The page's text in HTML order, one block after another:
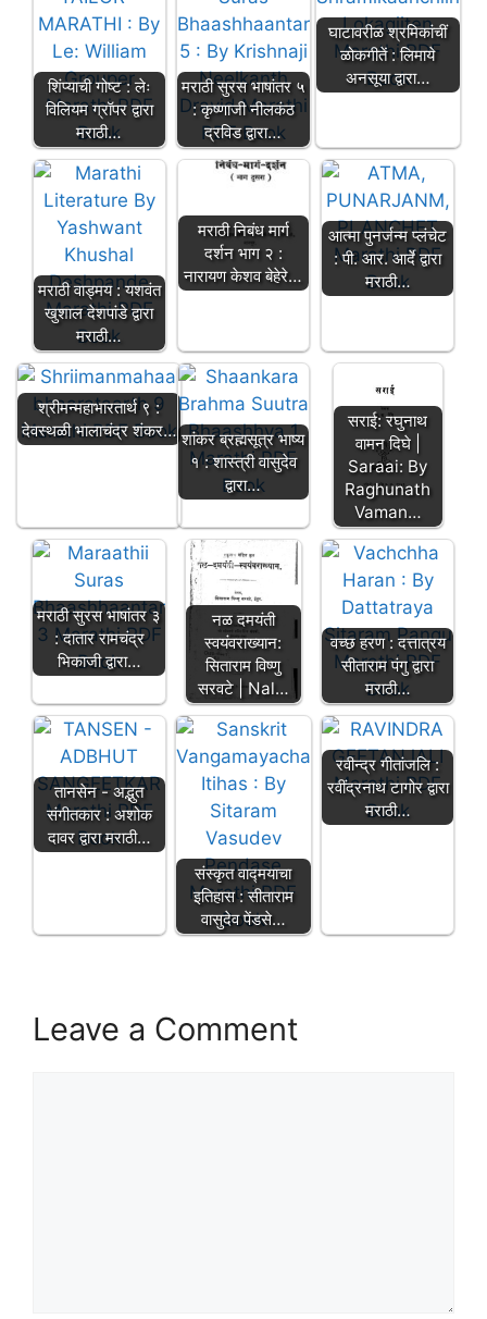
शिंप्याची गोष्ट : लेः
विलियम ग्रॉपर द्वारा
मराठी…
मराठी सुरस भाषांतर ५
: कृष्णाजी नीलकंठ
द्रविड द्वारा…
घाटावरीळ श्रमिकांचीं
ळोकगीतें : लिमाये
अनसूया द्वारा…
मराठी वाड्मय : यशवंत
खुशाल देशपांडे द्वारा
मराठी…
मराठी निबंध मार्ग
दर्शन भाग २ :
नारायण केशव बेहेरे…
आत्मा पुनर्जन्म प्लंचेट
: पी. आर. आर्दे द्वारा
मराठी…
श्रीमन्महाभारतार्थ ९ :
देवस्थळी भालाचंद्र शंकर… शांकर ब्रह्मसूत्र भाष्य
१ : शास्त्री वासुदेव
द्वारा…
सराई: रघुनाथ
वामन दिघे |
Saraai: By
Raghunath
Vaman…
मराठी सुरस भाषांतर ३
: दातार रामचंद्र
भिकाजी द्वारा…
नळ दमयंती
स्वयंवराख्यान:
सिताराम विष्णु
सरवटे | Nal…
वच्छ हरण : दत्तात्रय
सीताराम पंगु द्वारा
मराठी…
तानसेन - अद्भुत
संगीतकार : अशोक
दावर द्वारा मराठी…
संस्कृत वाद्मयाचा
इतिहास : सीताराम
वासुदेव पेंडसे…
रवीन्द्र गीतांजलि :
रवींद्रनाथ टागोर द्वारा
मराठी…
Leave a Comment